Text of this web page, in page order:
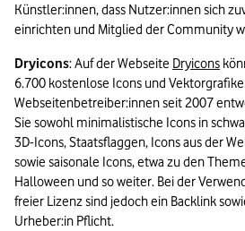
Künstler:innen, dass Nutzer:innen sich
einrichten und Mitglied der Community
Dryicons: Auf der Webseite Dryicons
6.700 kostenlose Icons und
Webseitenbetreiber:innen seit 2007
Sie sowohl minimalistische Icons in
3D-Icons, Staatsflaggen, Icons aus der
sowie saisonale Icons, etwa zu den
Halloween und so weiter. Bei der
freier Lizenz sind jedoch ein Backlink
Urheber:in Pflicht.